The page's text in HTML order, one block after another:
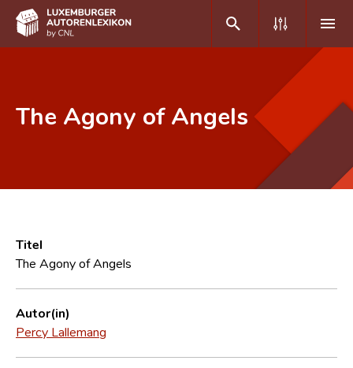
Häufige Fragen und Antworten
CNL
Forschungsgruppe
Kontakt
The Agony of Angels
Titel
The Agony of Angels
Autor(in)
Percy Lallemang